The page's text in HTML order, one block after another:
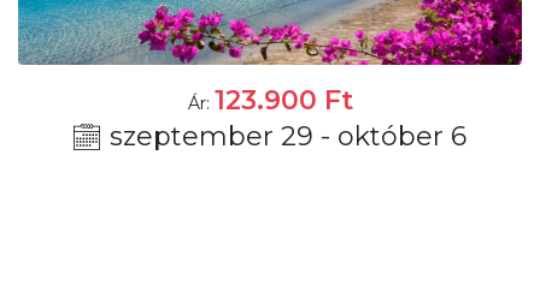
Ár: 123.900 Ft
szeptember 29 - október 6